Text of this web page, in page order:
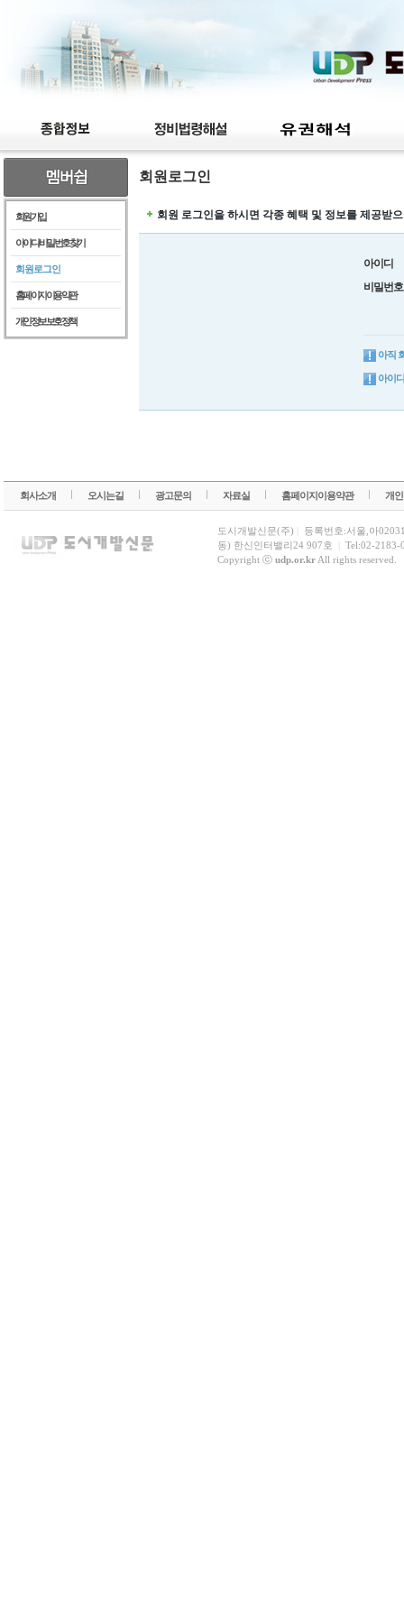
회원가입
아이디/비밀번호찾기
회원로그인
홈페이지이용약관
개인정보보호정책
회원로그인
회원 로그인을 하시면 각종 혜택 및 정보를 제공받
아이디
비밀번호
아직
아이
회사소개 오시는길 광고문의 자료실 홈페이지이용약관 개
도시개발신문(주)
등록번호:서울,아
동) 한신인터밸리24 907호
Tel:02-2183-
Copyright ⓒ udp.or.krAll rights reserved.